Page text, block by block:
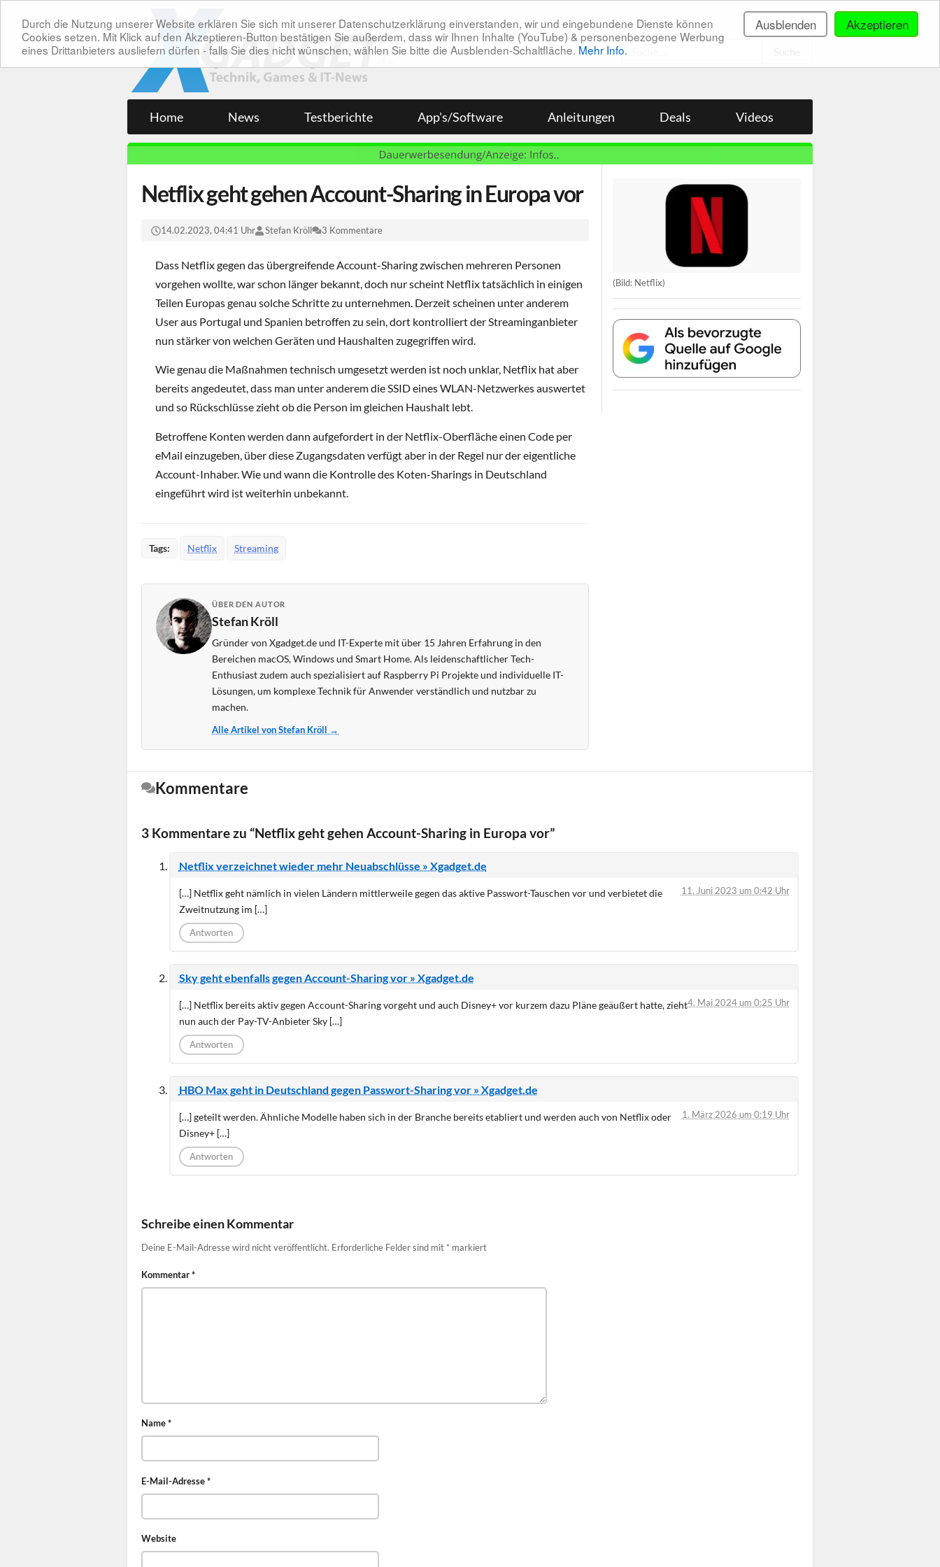
Akzeptieren
Ausblenden
Durch die Nutzung unserer Website erklären Sie sich mit unserer Datenschutzerklärung einverstanden, wir und eingebundene Dienste können
Cookies setzen. Mit Klick auf den Akzeptieren-Button bestätigen Sie außerdem, dass wir Ihnen Inhalte (YouTube) & personenbezogene Werbung
eines Drittanbieters ausliefern dürfen - falls Sie dies nicht wünschen, wählen Sie bitte die Ausblenden-Schaltfläche. Mehr Info.
Home News Testberichte App's/Software Anleitungen Deals Videos
Netflix geht gehen Account-Sharing in Europa vor
14.02.2023, 04:41 Uhr Stefan Kröll 3 Kommentare
Dass Netflix gegen das übergreifende Account-Sharing zwischen mehreren Personen
vorgehen wollte, war schon länger bekannt, doch nur scheint Netflix tatsächlich in einigen
Teilen Europas genau solche Schritte zu unternehmen. Derzeit scheinen unter anderem
User aus Portugal und Spanien betroffen zu sein, dort kontrolliert der Streaminganbieter
nun stärker von welchen Geräten und Haushalten zugegriffen wird.
Wie genau die Maßnahmen technisch umgesetzt werden ist noch unklar, Netflix hat aber
bereits angedeutet, dass man unter anderem die SSID eines WLAN-Netzwerkes auswertet
und so Rückschlüsse zieht ob die Person im gleichen Haushalt lebt.
Betroffene Konten werden dann aufgefordert in der Netflix-Oberfläche einen Code per
eMail einzugeben, über diese Zugangsdaten verfügt aber in der Regel nur der eigentliche
Account-Inhaber. Wie und wann die Kontrolle des Koten-Sharings in Deutschland
eingeführt wird ist weiterhin unbekannt.
Tags: Netflix Streaming
ÜBER DEN AUTOR
Stefan Kröll
Gründer von Xgadget.de und IT-Experte mit über 15 Jahren Erfahrung in den
Bereichen macOS, Windows und Smart Home. Als leidenschaftlicher Tech-
Enthusiast zudem auch spezialisiert auf Raspberry Pi Projekte und individuelle IT-
Lösungen, um komplexe Technik für Anwender verständlich und nutzbar zu
machen.
Alle Artikel von Stefan Kröll →
(Bild: Netflix)
Kommentare
3 Kommentare zu “Netflix geht gehen Account-Sharing in Europa vor”
Netflix verzeichnet wieder mehr Neuabschlüsse » Xgadget.de
11. Juni 2023 um 0:42 Uhr
[…] Netflix geht nämlich in vielen Ländern mittlerweile gegen das aktive Passwort-Tauschen vor und verbietet die
Zweitnutzung im […]
Antworten
Sky geht ebenfalls gegen Account-Sharing vor » Xgadget.de
4. Mai 2024 um 0:25 Uhr
[…] Netflix bereits aktiv gegen Account-Sharing vorgeht und auch Disney+ vor kurzem dazu Pläne geäußert hatte, zieht
nun auch der Pay-TV-Anbieter Sky […]
Antworten
HBO Max geht in Deutschland gegen Passwort-Sharing vor » Xgadget.de
1. März 2026 um 0:19 Uhr
[…] geteilt werden. Ähnliche Modelle haben sich in der Branche bereits etabliert und werden auch von Netflix oder
Disney+ […]
Antworten
Schreibe einen Kommentar
Deine E-Mail-Adresse wird nicht veröffentlicht. Erforderliche Felder sind mit * markiert
Kommentar*
Name*
E-Mail-Adresse*
Website